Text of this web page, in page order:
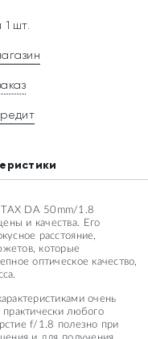
шт.
DA 50mm/1.8
и качества. Его
расстояние,
которые
оптическое качество,
очень
любого
f/1.8 полезно при